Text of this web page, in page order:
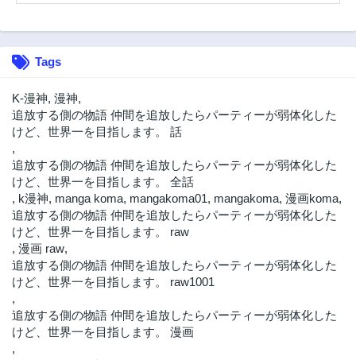
Tags
K-漫神, 漫神,
追放する側の物語 仲間を追放したらパーティーが弱体化した
けど、世界一を目指します。 話
,
追放する側の物語 仲間を追放したらパーティーが弱体化した
けど、世界一を目指します。 全話
, k漫神, manga koma, mangakoma01, mangakoma, 漫画koma,
追放する側の物語 仲間を追放したらパーティーが弱体化した
けど、世界一を目指します。 raw
, 漫画 raw,
追放する側の物語 仲間を追放したらパーティーが弱体化した
けど、世界一を目指します。 raw1001
,
追放する側の物語 仲間を追放したらパーティーが弱体化した
けど、世界一を目指します。 漫画
,